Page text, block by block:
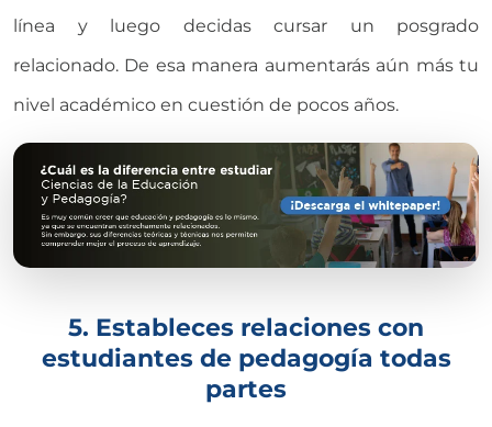
línea y luego decidas cursar un posgrado
relacionado. De esa manera aumentarás aún más tu
nivel académico en cuestión de pocos años.
5. Estableces relaciones con
estudiantes de pedagogía todas
partes